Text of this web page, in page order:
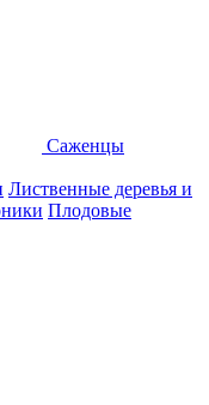
Саженцы
Лиственные деревья и
Плодовые